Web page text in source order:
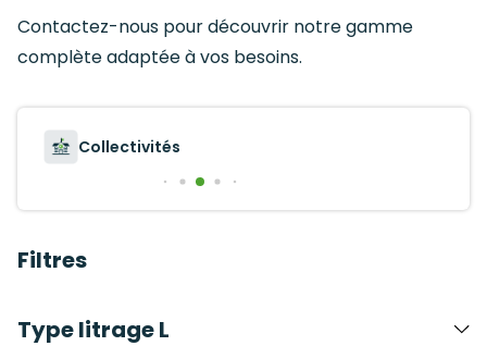
Contactez-nous pour découvrir notre gamme
complète adaptée à vos besoins.
Collectivités
Filtres
Type litrage L